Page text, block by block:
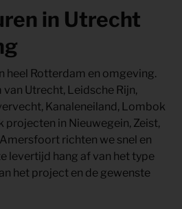
in Utrecht
heel Rotterdam en omgeving.
Utrecht, Leidsche Rijn,
Kanaleneiland, Lombok
projecten in Nieuwegein, Zeist,
richten we snel en
levertijd hang af van het type
het project en de gewenste